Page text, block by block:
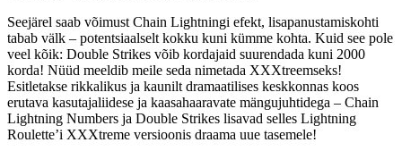
Seejärel saab võimust Chain Lightningi efekt, lisapanustamiskohti
tabab välk – potentsiaalselt kokku kuni kümme kohta. Kuid see pole
veel kõik: Double Strikes võib kordajaid suurendada kuni 2000
korda! Nüüd meeldib meile seda nimetada XXXtreemseks!
Esitletakse rikkalikus ja kaunilt dramaatilises keskkonnas koos
erutava kasutajaliidese ja kaasahaaravate mängujuhtidega – Chain
Lightning Numbers ja Double Strikes lisavad selles Lightning
Roulette’i XXXtreme versioonis draama uue tasemele!